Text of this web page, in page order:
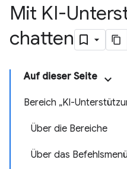
Mit KI-
chatten
Auf dieser Seite
Bereich „KI-
Über die Bereiche
Über das Befehlsmenü